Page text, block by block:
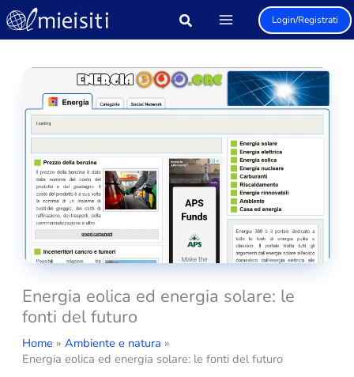
Vai
al
contenuto
Login/Registrati
Energia eolica ed energia solare: le
fonti del futuro
Home
Ambiente e natura
Energia eolica ed energia solare: le fonti del futuro